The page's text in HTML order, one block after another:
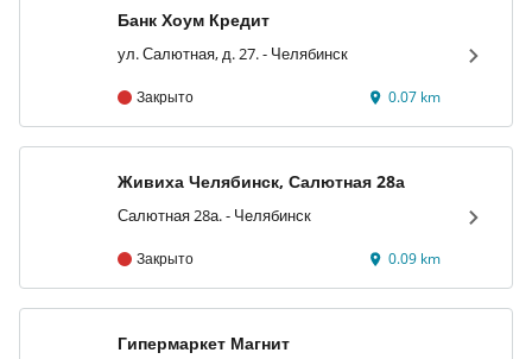
Банк Хоум Кредит
ул. Салютная, д. 27. - Челябинск
Закрыто 0.07 km
Живиха Челябинск, Салютная 28а
Салютная 28а. - Челябинск
Закрыто 0.09 km
Гипермаркет Магнит